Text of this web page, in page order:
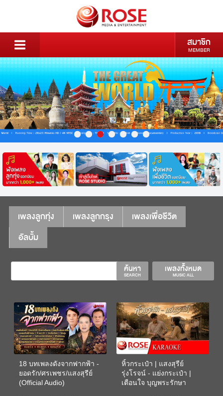
สมาชิก
MEMBER
เพลงลูกทุ่ง เพลงลูกกรุง
เพลงเพื่อชีวิต
อัลบั้ม
เพลงทั้งหมด
MUSIC ALL
ค้นหา
SEARCH
18 บทเพลงดังจากฟากฟ้า -
ยอดรัก/ศรเพชร/แสงสุรีย์
(Official Audio)
หิ้วกระเป๋า | แสงสุรีย์
รุ่งโรจน์ - แย่งกระเป๋า |
เตือนใจ บุญพระรักษา